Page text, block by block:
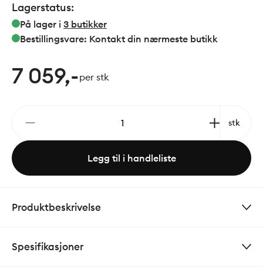
håndkletørker er et designelement som gir badet
personlighet. Nyt den deilige følelsen av varme
håndklær etter en avslappende dusj eller bad.
Lagerstatus:
På lager i 3 butikker
Bestillingsvare: Kontakt din nærmeste butikk
7 059,-per stk
stk
Legg til i handleliste
Produktbeskrivelse
Spesifikasjoner